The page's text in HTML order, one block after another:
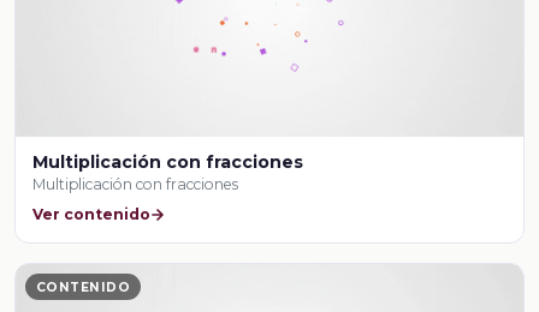
Multiplicación con fracciones
Multiplicación con fracciones
Ver contenido
CONTENIDO